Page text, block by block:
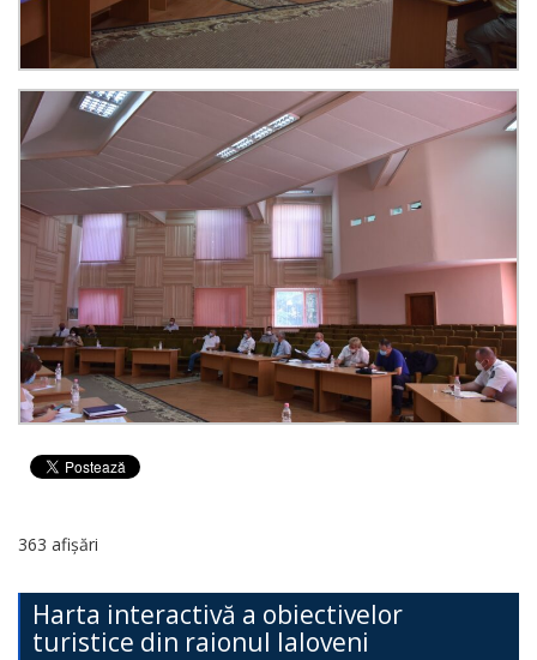
363 afișări
Harta interactivă a obiectivelor
turistice din raionul Ialoveni